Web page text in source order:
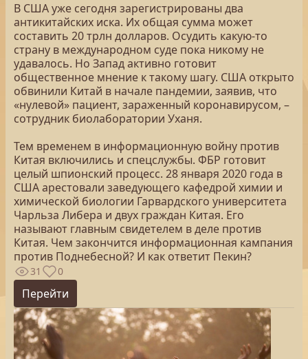
В США уже сегодня зарегистрированы два
антикитайских иска. Их общая сумма может
составить 20 трлн долларов. Осудить какую-то
страну в международном суде пока никому не
удавалось. Но Запад активно готовит
общественное мнение к такому шагу. США открыто
обвинили Китай в начале пандемии, заявив, что
«нулевой» пациент, зараженный коронавирусом, –
сотрудник биолаборатории Уханя.
Тем временем в информационную войну против
Китая включились и спецслужбы. ФБР готовит
целый шпионский процесс. 28 января 2020 года в
США арестовали заведующего кафедрой химии и
химической биологии Гарвардского университета
Чарльза Либера и двух граждан Китая. Его
называют главным свидетелем в деле против
Китая. Чем закончится информационная кампания
против Поднебесной? И как ответит Пекин?
31 0
Перейти